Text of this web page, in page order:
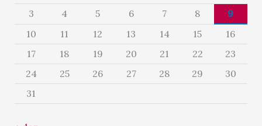
3
4 5 6 7 8
9
10
11 12 13 14 15
16
17
18 19 20 21 22
23
24
25 26 27 28 29
30
31